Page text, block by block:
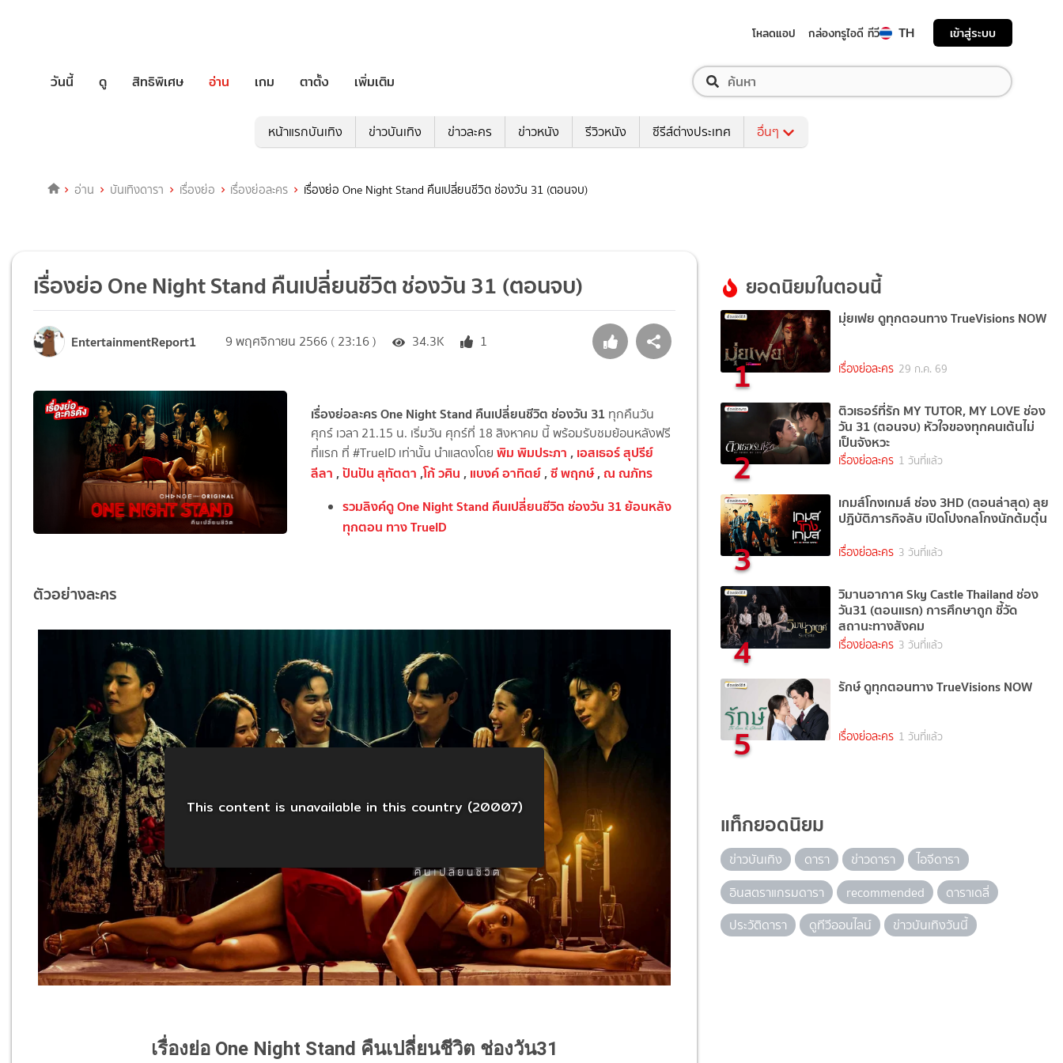
โหลดแอป กล่องทรูไอดี ทีวี TH เข้าสู่ระบบ
วันนี้ ดู สิทธิพิเศษ อ่าน เกม ตาตั้ง เพิ่มเติม
หน้าแรกบันเทิง ข่าวบันเทิง ข่าวละคร ข่าวหนัง รีวิวหนัง ซีรีส์ต่างประเทศ อื่นๆ
อ่าน บันเทิงดารา เรื่องย่อ เรื่องย่อละคร เรื่องย่อ One Night Stand คืนเปลี่ยนชีวิต ช่องวัน 31 (ตอนจบ)
เรื่องย่อ One Night Stand คืนเปลี่ยนชีวิต ช่องวัน 31 (ตอนจบ)
EntertainmentReport1 9 พฤศจิกายน 2566 ( 23:16 ) 34.3K 1
เรื่องย่อละคร One Night Stand คืนเปลี่ยนชีวิต ช่องวัน 31ทุกคืนวัน
ศุกร์ เวลา 21.15 น. เริ่มวัน ศุกร์ที่ 18 สิงหาคม นี้ พร้อมรับชมย้อนหลังฟรี
ที่แรก ที่ #TrueID เท่านั้น นำแสดงโดย พิม พิมประภา,เอสเธอร์ สุปรีย์
ลีลา,ปันปัน สุทัตตา,โก้ วศิน,แบงค์ อาทิตย์,ซี พฤกษ์,ณ ณภัทร
รวมลิงค์ดู One Night Stand คืนเปลี่ยนชีวิต ช่องวัน 31 ย้อนหลัง
ทุกตอน ทาง TrueID
ตัวอย่างละคร
เรื่องย่อ One Night Stand คืนเปลี่ยนชีวิต ช่องวัน31
ยอดนิยมในตอนนี้
1
มุ่ยเฟย ดูทุกตอนทาง TrueVisions NOW
เรื่องย่อละคร 29 ก.ค. 69
2
ติวเธอร์ที่รัก MY TUTOR, MY LOVE ช่อง
วัน 31 (ตอนจบ) หัวใจของทุกคนเต้นไม่
เป็นจังหวะ
เรื่องย่อละคร 1 วันที่แล้ว
3
เกมส์โกงเกมส์ ช่อง 3HD (ตอนล่าสุด) ลุย
ปฏิบัติภารกิจลับ เปิดโปงกลโกงนักต้มตุ๋น
เรื่องย่อละคร 3 วันที่แล้ว
4
วิมานอากาศ Sky Castle Thailand ช่อง
วัน31 (ตอนแรก) การศึกษาถูก ชี้วัด
สถานะทางสังคม
เรื่องย่อละคร 3 วันที่แล้ว
5
รักษ์ ดูทุกตอนทาง TrueVisions NOW
เรื่องย่อละคร 1 วันที่แล้ว
แท็กยอดนิยม
ข่าวบันเทิง ดารา ข่าวดารา
ไอจีดารา
อินสตราแกรมดารา
recommended
ดาราเดลี่
ประวัติดารา
ดูทีวีออนไลน์ ข่าวบันเทิงวันนี้